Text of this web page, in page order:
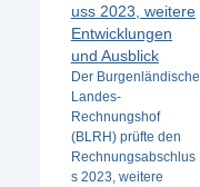
uss 2023, weitere
Entwicklungen
und Ausblick
Der Burgenländische
Landes-
Rechnungshof
(BLRH) prüfte den
Rechnungsabschlus
s 2023, weitere